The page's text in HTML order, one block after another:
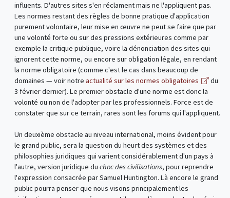
influents. D'autres sites s'en réclament mais ne l'appliquent pas.
Les normes restant des règles de bonne pratique d'application
purement volontaire, leur mise en œuvre ne peut se faire que par
une volonté forte ou sur des pressions extérieures comme par
exemple la critique publique, voire la dénonciation des sites qui
ignorent cette norme, ou encore sur obligation légale, en rendant
la norme obligatoire (comme c'est le cas dans beaucoup de
domaines — voir notre actualité sur les normes obligatoires
du
3 février dernier). Le premier obstacle d'une norme est donc la
volonté ou non de l'adopter par les professionnels. Force est de
constater que sur ce terrain, rares sont les forums qui l'appliquent.
Un deuxième obstacle au niveau international, moins évident pour
le grand public, sera la question du heurt des systèmes et des
philosophies juridiques qui varient considérablement d'un pays à
l'autre, version juridique du choc des civilisations, pour reprendre
l'expression consacrée par Samuel Huntington. Là encore le grand
public pourra penser que nous visons principalement les